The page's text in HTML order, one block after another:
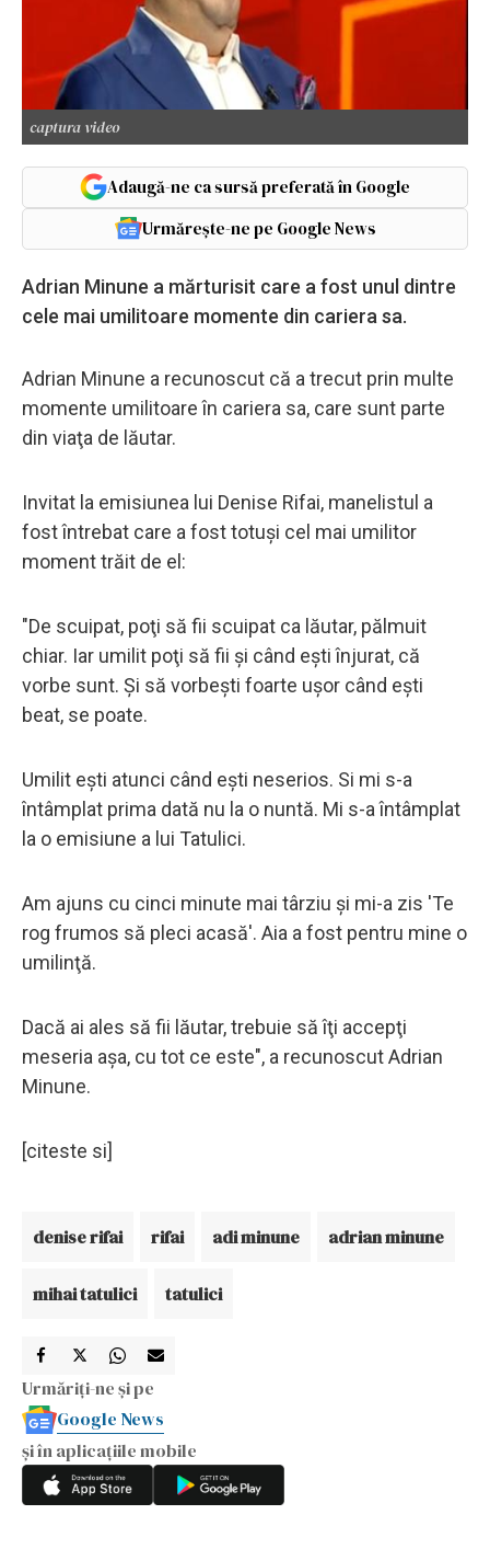
captura video
Adaugă-ne ca sursă preferată în Google
Urmărește-ne pe Google News
Adrian Minune a mărturisit care a fost unul dintre
cele mai umilitoare momente din cariera sa.
Adrian Minune a recunoscut că a trecut prin multe
momente umilitoare în cariera sa, care sunt parte
din viaţa de lăutar.
Invitat la emisiunea lui Denise Rifai, manelistul a
fost întrebat care a fost totuşi cel mai umilitor
moment trăit de el:
"De scuipat, poţi să fii scuipat ca lăutar, pălmuit
chiar. Iar umilit poţi să fii şi când eşti înjurat, că
vorbe sunt. Şi să vorbeşti foarte uşor când eşti
beat, se poate.
Umilit eşti atunci când eşti neserios. Si mi s-a
întâmplat prima dată nu la o nuntă. Mi s-a întâmplat
la o emisiune a lui Tatulici.
Am ajuns cu cinci minute mai târziu şi mi-a zis 'Te
rog frumos să pleci acasă'. Aia a fost pentru mine o
umilinţă.
Dacă ai ales să fii lăutar, trebuie să îţi accepţi
meseria aşa, cu tot ce este", a recunoscut Adrian
Minune.
[citeste si]
denise rifai rifai adi minune adrian minune
mihai tatulici tatulici
Urmăriți-ne și pe
Google News
și în aplicațiile mobile